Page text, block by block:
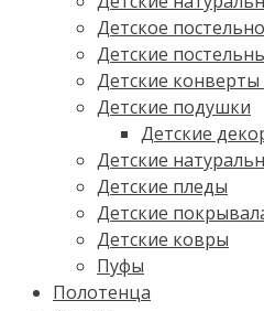
Детское
Детские
Детские
Детские подушки
Детские
Детские
Детские пледы
Детские
Детские ковры
Пуфы
Полотенца